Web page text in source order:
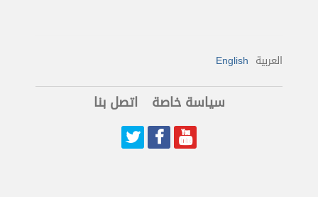
العربية English
سياسة خاصة اتصل بنا